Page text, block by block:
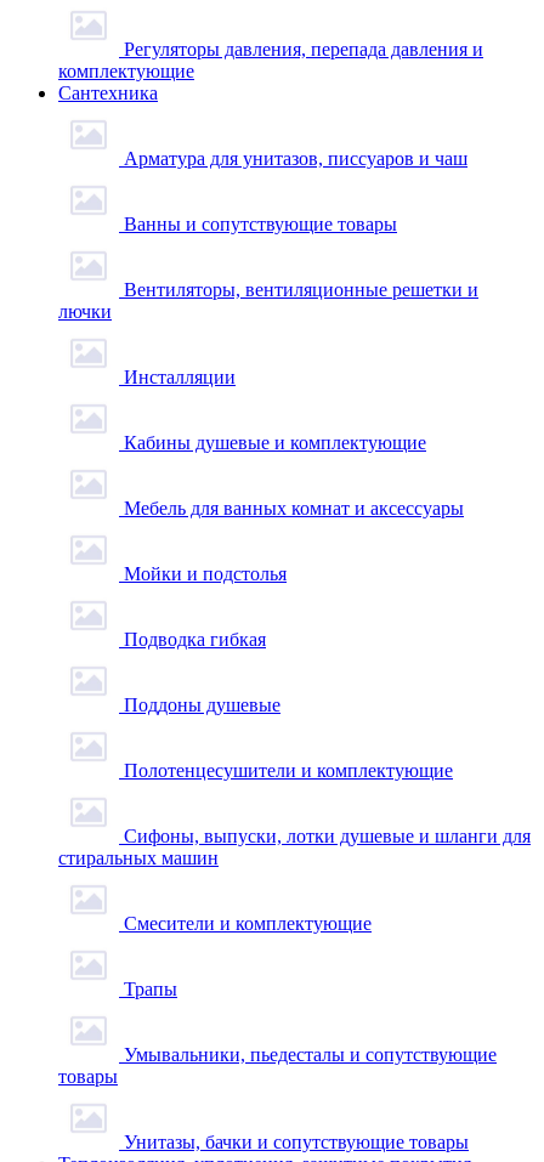
Регуляторы давления, перепада давления и
комплектующие
Сантехника
Арматура для унитазов, писсуаров и чаш
Ванны и сопутствующие товары
Вентиляторы, вентиляционные решетки и
лючки
Инсталляции
Кабины душевые и комплектующие
Мебель для ванных комнат и аксессуары
Мойки и подстолья
Подводка гибкая
Поддоны душевые
Полотенцесушители и комплектующие
Сифоны, выпуски, лотки душевые и шланги для
стиральных машин
Смесители и комплектующие
Трапы
Умывальники, пьедесталы и сопутствующие
товары
Унитазы, бачки и сопутствующие товары